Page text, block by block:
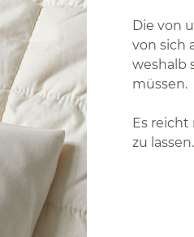
Die von
von sich
weshalb
müssen.
Es
zu lassen.